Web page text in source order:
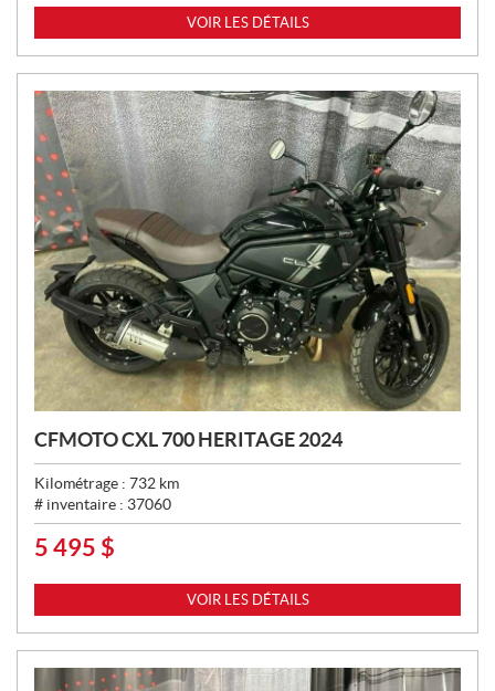
X
:
VOIR LES DÉTAILS
CFMOTO CXL 700 HERITAGE 2024
Kilométrage : 732 km
# inventaire : 37060
P
X
:
5 495 $
VOIR LES DÉTAILS